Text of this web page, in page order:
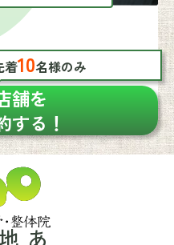
着10名様のみ
舗を
する！